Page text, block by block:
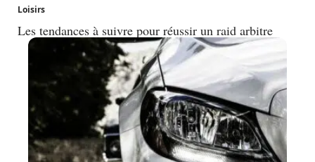
Loisirs
Les tendances à suivre pour réussir un raid arbitre